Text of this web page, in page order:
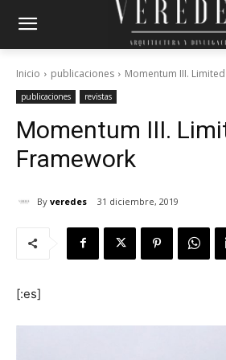
Inicio publicaciones Momentum III.
publicaciones revistas
Momentum III.
Framework
By veredes 31 diciembre, 2019
[:es]